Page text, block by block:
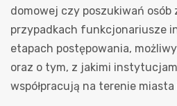
domowej czy poszukiwań osób
przypadkach funkcjonariusze
etapach postępowania,
oraz o tym, z jakimi
współpracują na terenie